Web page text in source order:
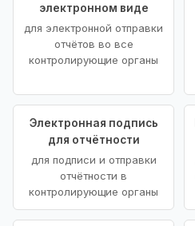
электронном виде
для электронной отправки
отчётов во все
контролирующие органы
Электронная подпись
для отчётности
для подписи и отправки
отчётности в
контролирующие органы